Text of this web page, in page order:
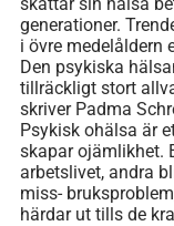
generationer.
i övre medelåldern
Den psykiska
tillräckligt stort
skriver Padma
Psykisk ohälsa är
skapar ojämlikhet.
arbetslivet, andra
miss-
härdar ut tills de